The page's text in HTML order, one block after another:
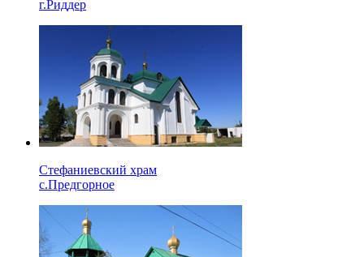
г.Риддер
Стефаниевский храм
с.Предгорное